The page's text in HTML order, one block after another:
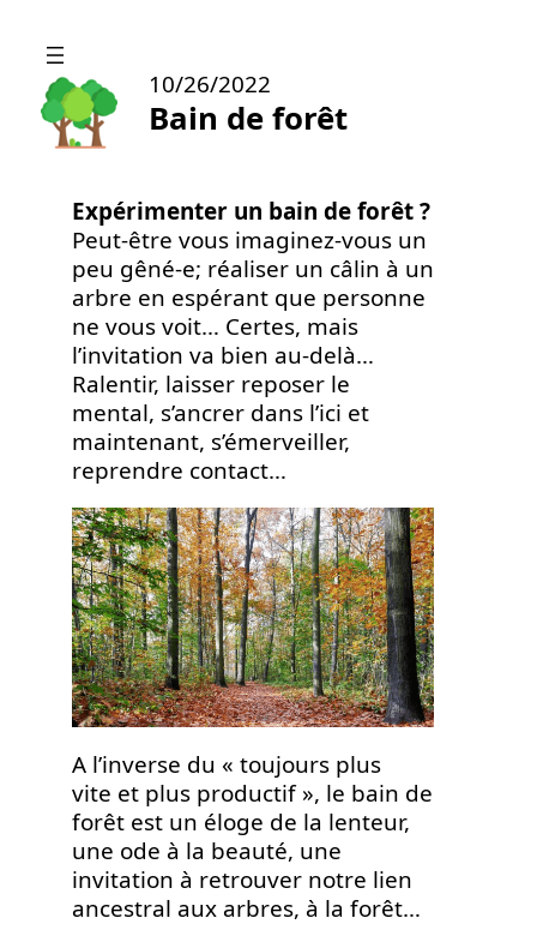
10/26/2022
Bain de forêt
Expérimenter un bain de forêt ?
Peut-être vous imaginez-vous un
peu gêné-e; réaliser un câlin à un
arbre en espérant que personne
ne vous voit… Certes, mais
l’invitation va bien au-delà…
Ralentir, laisser reposer le
mental, s’ancrer dans l’ici et
maintenant, s’émerveiller,
reprendre contact…
A l’inverse du « toujours plus
vite et plus productif », le bain de
forêt est un éloge de la lenteur,
une ode à la beauté, une
invitation à retrouver notre lien
ancestral aux arbres, à la forêt…